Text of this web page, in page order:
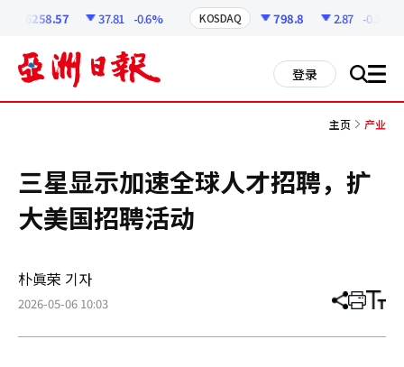
6258.57 37.81 -0.6% KOSDAQ 798.8 2.87 -0.36%
登录 搜 all
主页 产业
三星显示加速全球人才招聘，扩
大美国招聘活动
朴眞荣 기자
2026-05-06 10:03 分
章
打 调
小